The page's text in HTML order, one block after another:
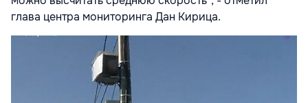
глава центра мониторинга Дан Кирица.